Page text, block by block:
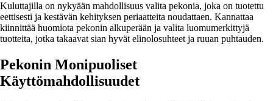
Kuluttajilla on nykyään mahdollisuus valita pekonia, joka on tuotettu
eettisesti ja kestävän kehityksen periaatteita noudattaen. Kannattaa
kiinnittää huomiota pekonin alkuperään ja valita luomumerkittyjä
tuotteita, jotka takaavat sian hyvät elinolosuhteet ja ruuan puhtauden.
Pekonin Monipuoliset
Käyttömahdollisuudet